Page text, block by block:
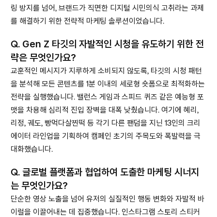
링 방지를 넘어, 브랜드가 직면한 디지털 시민의식 고취라는 과제
를 해결하기 위한 전략적 마케팅 솔루션이었습니다.
Q. Gen Z 타깃의 자발적인 시청을 유도하기 위한 전
략은 무엇인가요?
교훈적인 메시지가 지루하게 소비되지 않도록, 타깃의 시청 패턴
을 분석해 모든 콘텐츠를 1분 이내의 세로형 숏폼으로 최적화하는
전략을 실행했습니다. 밸런스 게임과 스피드 퀴즈 같은 예능형 포
맷을 차용해 심리적 진입 장벽을 대폭 낮췄습니다. 여기에 혜리,
리정, 궤도, 빵먹다살찐떡 등 각기 다른 팬덤을 지닌 13인의 크리
에이터 라인업을 기획하여 캠페인 초기의 주목도와 폭발력을 극
대화했습니다.
Q.글로벌 플랫폼과 협업하여 도출한 마케팅 시너지
는 무엇인가요?
단순한 영상 노출을 넘어 유저의 실질적인 행동 변화와 자발적 바
이럴을 이끌어내는 데 집중했습니다. 인스타그램 스토리 스티커